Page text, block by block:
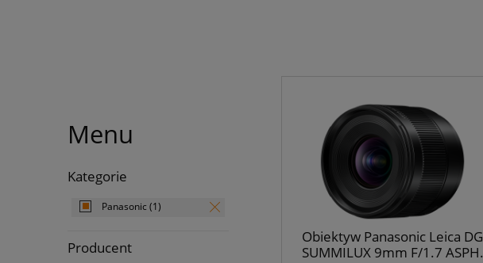
Menu
Kategorie
Panasonic (1)
Producent
Obiektyw Panasonic Leica DG
SUMMILUX 9mm F/1.7 ASPH.